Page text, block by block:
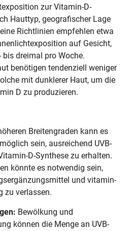
zur Vitamin-D-
Hauttyp, geografischer Lage
Richtlinien empfehlen etwa
auf Gesicht,
bis dreimal pro Woche.
benötigen tendenziell weniger
mit dunklerer Haut, um die
D zu produzieren.
Breitengraden kann es
sein, ausreichend UVB-
D-Synthese zu erhalten.
könnte es notwendig sein,
und vitamin-
zu verlassen.
Bewölkung und
können die Menge an UVB-